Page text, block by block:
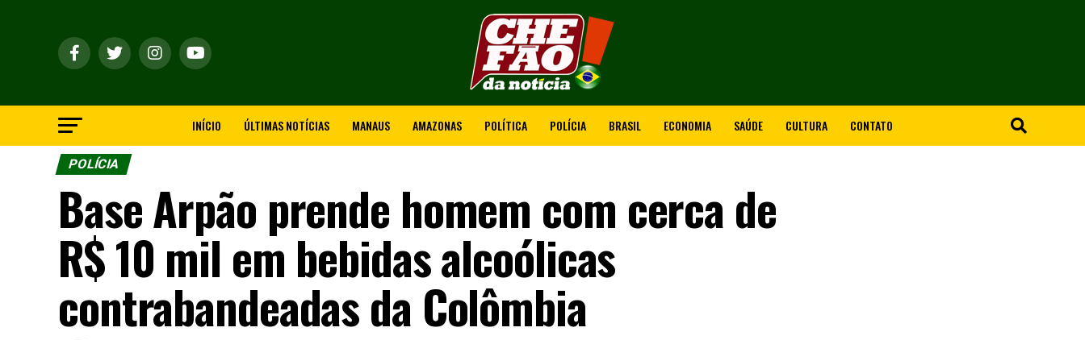
INÍCIO ÚLTIMAS NOTÍCIAS MANAUS AMAZONAS POLÍTICA POLÍCIA BRASIL ECONOMIA SAÚDE CULTURA CONTATO
POLÍCIA
Base Arpão prende homem com cerca de
R$ 10 mil em bebidas alcoólicas
contrabandeadas da Colômbia